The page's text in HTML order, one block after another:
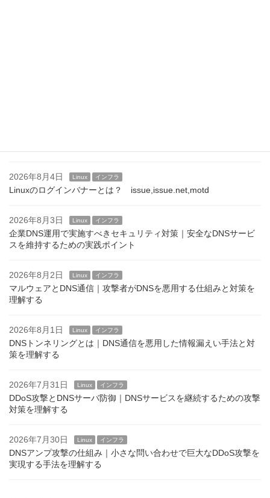
2026年8月4日 Linux インフラ
Linuxのログインバナーとは？ issue,issue.net,motd
2026年8月3日 Linux インフラ
企業DNS運用で実施すべきセキュリティ対策｜安全なDNSサービ
スを維持するための実践ポイント
2026年8月2日 Linux インフラ
マルウェアとDNS通信｜攻撃者がDNSを悪用する仕組みと対策を
理解する
2026年8月1日 Linux インフラ
DNSトンネリングとは｜DNS通信を悪用した情報漏えい手法と対
策を理解する
2026年7月31日 Linux インフラ
DDoS攻撃とDNSサーバ防御｜DNSサービスを継続するための攻撃
対策を理解する
2026年7月30日 Linux インフラ
DNSアンプ攻撃の仕組み｜小さな問い合わせで巨大なDDoS攻撃を
実現する手法を理解する